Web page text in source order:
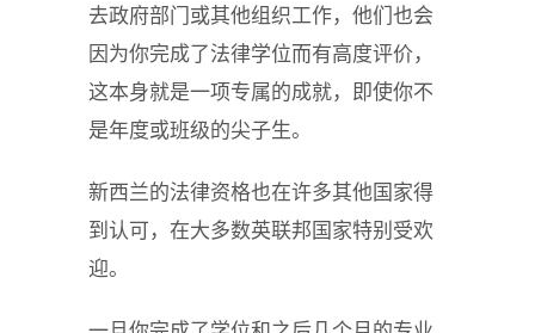
去政府部门或其他组织工作，他们也会
因为你完成了法律学位而有高度评价，
这本身就是一项专属的成就，即使你不
是年度或班级的尖子生。
新西兰的法律资格也在许多其他国家得
到认可，在大多数英联邦国家特别受欢
迎。